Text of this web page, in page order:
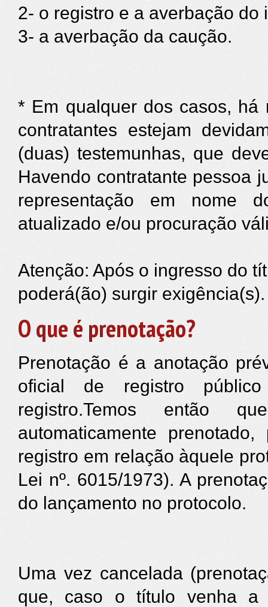
2- o registro e a averbação
3- a averbação da caução.
* Em qualquer dos casos,
contratantes estejam
(duas) testemunhas, que
Havendo contratante pessoa
representação em nome
atualizado e/ou procuração
Atenção: Após o ingresso do
poderá(ão) surgir exigência(s).
O que é prenotação?
Prenotação é a anotação
oficial de registro
registro.Temos então
automaticamente
registro em relação àquele
Lei nº. 6015/1973). A
do lançamento no protocolo.
Uma vez cancelada
que, caso o título venha a